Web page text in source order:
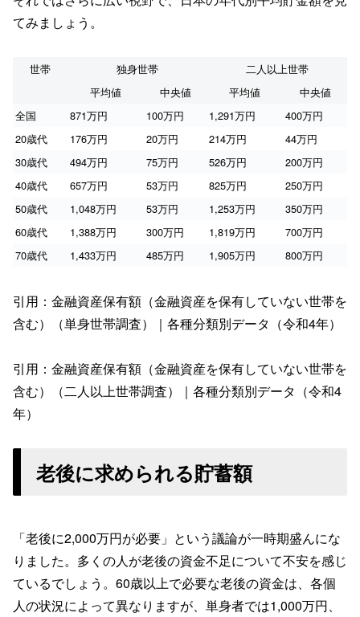
てみましょう。
世帯 独身世帯
二人以上世帯
平均値
中央値 平均値
中央値
全国
871万円 100万円 1,291万円
400万円
20歳代
176万円 20万円 214万円
44万円
30歳代
494万円 75万円 526万円
200万円
40歳代
657万円 53万円 825万円
250万円
50歳代
1,048万円 53万円 1,253万円
350万円
60歳代
1,388万円 300万円 1,819万円
700万円
70歳代
1,433万円 485万円 1,905万円 800万円
引用：金融資産保有額（金融資産を保有していない世帯を
含む）（単身世帯調査）｜各種分類別データ（令和4年）
引用：金融資産保有額（金融資産を保有していない世帯を
含む）（二人以上世帯調査）｜各種分類別データ（令和4
年）
老後に求められる貯蓄額
「老後に2,000万円が必要」という議論が一時期盛んにな
りました。多くの人が老後の資金不足について不安を感じ
ているでしょう。60歳以上で必要な老後の資金は、各個
人の状況によって異なりますが、単身者では1,000万円、